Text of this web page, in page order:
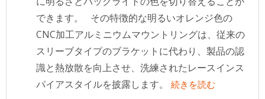
できます。 その特徴的な明るいオレンジ色の
CNC加工アルミニウムマウントリングは、従来の
スリーブタイプのブラケットに代わり、製品の認
識と熱放散を向上させ、洗練されたレースインス
パイアスタイルを披露します。
続きを読む